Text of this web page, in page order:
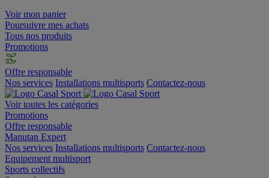
Voir mon panier
Poursuivre mes achats
Tous nos produits
Promotions
Offre responsable
Nos services Installations multisports Contactez-nous
Voir toutes les catégories
Promotions
Offre responsable
Manutan Expert
Nos services Installations multisports Contactez-nous
Equipement multisport
Sports collectifs